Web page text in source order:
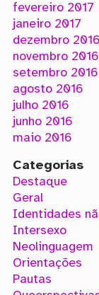
fevereiro 2017
janeiro 2017
dezembro 2016
novembro 2016
setembro 2016
agosto 2016
julho 2016
junho 2016
maio 2016
Categorias
Destaque
Geral
Identidades
Intersexo
Neolinguagem
Orientações
Pautas